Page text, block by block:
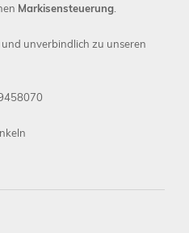
Markisensteuerung
unverbindlich zu unseren